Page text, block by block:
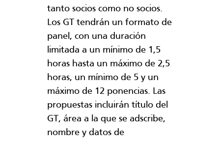
tanto socios como no socios.
Los GT tendrán un formato de
panel, con una duración
limitada a un mínimo de 1,5
horas hasta un máximo de 2,5
horas, un mínimo de 5 y un
máximo de 12 ponencias. Las
propuestas incluirán título del
GT, área a la que se adscribe,
nombre y datos de